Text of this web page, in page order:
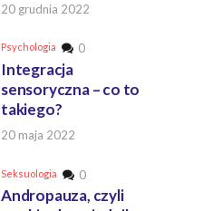
20 grudnia 2022
Psychologia 0
Integracja
sensoryczna – co to
takiego?
20 maja 2022
Seksuologia 0
Andropauza, czyli